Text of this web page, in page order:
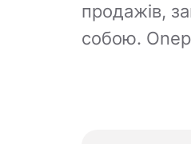
продажів,
собою.